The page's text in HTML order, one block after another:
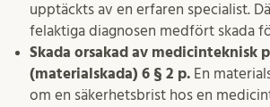
upptäckts av en erfaren specialist.
felaktiga diagnosen medfört skada
Skada orsakad av medicinteknisk
(materialskada) 6 § 2 p. En
om en säkerhetsbrist hos en